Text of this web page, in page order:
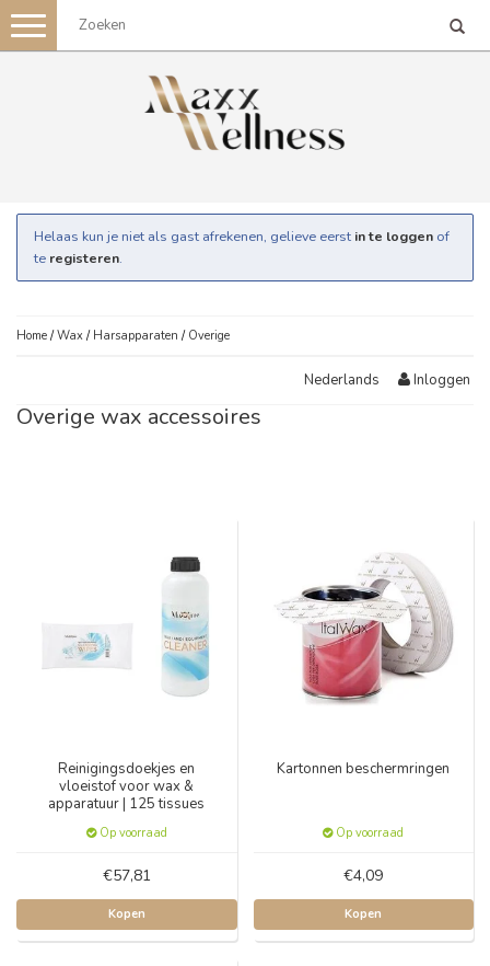
Toggle
navigation
Helaas kun je niet als gast afrekenen, gelieve eerst in te loggen of
te registeren.
Home /Wax / Harsapparaten / Overige
Nederlands Inloggen
Overige wax accessoires
Reinigingsdoekjes en
vloeistof voor wax &
apparatuur | 125 tissues
Op voorraad
€57,81
Kopen
Kartonnen beschermringen
Op voorraad
€4,09
Kopen